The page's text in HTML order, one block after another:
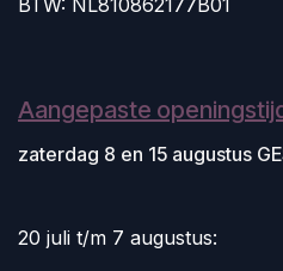
Aangepaste
zaterdag 8 en 15 augustus
20 juli t/m 7 augustus: